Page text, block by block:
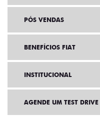
PÓS VENDAS
BENEFÍCIOS FIAT
INSTITUCIONAL
AGENDE UM TEST DRIVE